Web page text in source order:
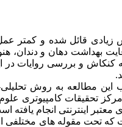
زیادی قائل شده و کمتر
بهداشت دهان و دندان،
کنکاش و بررسی روایات
مطالعه به روش تحلیلی-
تحقیقات کامپیوتری
اینترنتی انجام یافته
که تحت مقوله های